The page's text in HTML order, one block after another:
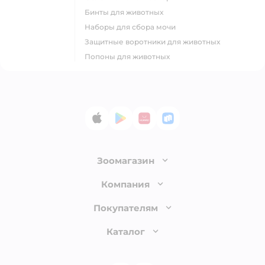
Бинты для животных
Наборы для сбора мочи
Защитные воротники для животных
Попоны для животных
App StoreGoogle Play
AppGallery
RuStore
Зоомагазин
Лицензия
Доставка и оплата
Обмен и возврат товара
Компания
О компании
Покупателям
Бонусные карты
Каталог